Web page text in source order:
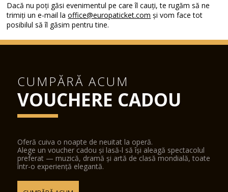
Dacă nu poți găsi evenimentul pe care îl cauți, te rugăm să ne
trimiți un e-mail laoffice@europaticket.com și vom face tot
posibilul să îl găsim pentru tine.
CUMPĂRĂ ACUM
VOUCHERE CADOU
Oferă cuiva o noapte de neuitat la operă.
Alege un voucher cadou și lasă-l să își aleagă spectacolul
preferat — muzică, dramă și artă de clasă mondială, toate
într-o experiență elegantă.